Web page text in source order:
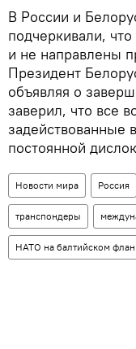
В России и
подчеркивали,
и не направлены
Президент
объявляя о
заверил, что все
задействованные
постоянной
Новости мира Россия
транспондеры
НАТО на балтийском